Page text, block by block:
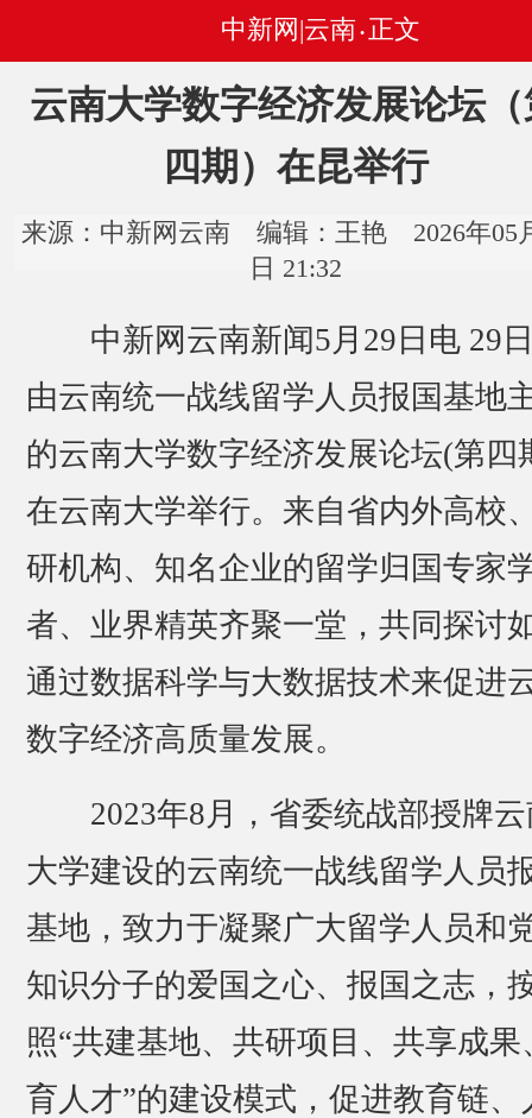
中新网|云南 • 正文
云南大学数字经济发展论坛（
四期）在昆举行
来源：中新网云南 编辑：王艳 2026年05
日 21:32
中新网云南新闻5月29日电 29
由云南统一战线留学人员报国基地
的云南大学数字经济发展论坛(第四
在云南大学举行。来自省内外高校
研机构、知名企业的留学归国专家
者、业界精英齐聚一堂，共同探讨
通过数据科学与大数据技术来促进
数字经济高质量发展。
2023年8月，省委统战部授牌云
大学建设的云南统一战线留学人员
基地，致力于凝聚广大留学人员和
知识分子的爱国之心、报国之志，
照“共建基地、共研项目、共享成果
育人才”的建设模式，促进教育链、